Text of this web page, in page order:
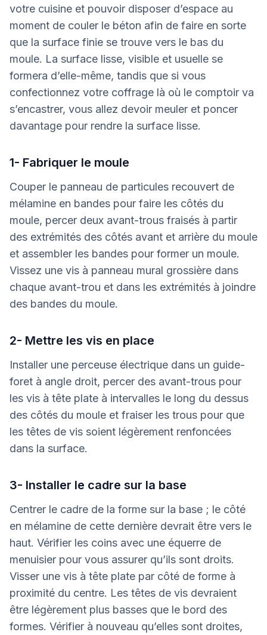
votre cuisine et pouvoir disposer d’espace au
moment de couler le béton afin de faire en sorte
que la surface finie se trouve vers le bas du
moule. La surface lisse, visible et usuelle se
formera d’elle-même, tandis que si vous
confectionnez votre coffrage là où le comptoir va
s’encastrer, vous allez devoir meuler et poncer
davantage pour rendre la surface lisse.
1- Fabriquer le moule
Couper le panneau de particules recouvert de
mélamine en bandes pour faire les côtés du
moule, percer deux avant-trous fraisés à partir
des extrémités des côtés avant et arrière du moule
et assembler les bandes pour former un moule.
Vissez une vis à panneau mural grossière dans
chaque avant-trou et dans les extrémités à joindre
des bandes du moule.
2- Mettre les vis en place
Installer une perceuse électrique dans un guide-
foret à angle droit, percer des avant-trous pour
les vis à tête plate à intervalles le long du dessus
des côtés du moule et fraiser les trous pour que
les têtes de vis soient légèrement renfoncées
dans la surface.
3- Installer le cadre sur la base
Centrer le cadre de la forme sur la base ; le côté
en mélamine de cette dernière devrait être vers le
haut. Vérifier les coins avec une équerre de
menuisier pour vous assurer qu’ils sont droits.
Visser une vis à tête plate par côté de forme à
proximité du centre. Les têtes de vis devraient
être légèrement plus basses que le bord des
formes. Vérifier à nouveau qu’elles sont droites,